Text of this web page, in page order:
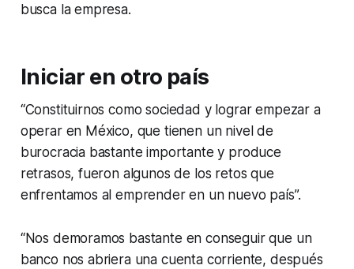
busca la empresa.
Iniciar en otro país
“Constituirnos como sociedad y lograr empezar a
operar en México, que tienen un nivel de
burocracia bastante importante y produce
retrasos, fueron algunos de los retos que
enfrentamos al emprender en un nuevo país”.
“Nos demoramos bastante en conseguir que un
banco nos abriera una cuenta corriente, después